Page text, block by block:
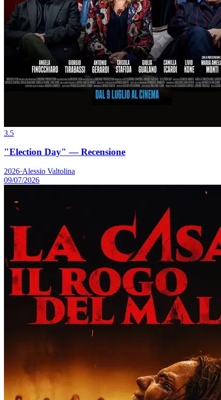
3.5
"Election Day" — Recensione
2026·Alessio Valtolina
09/07/2026